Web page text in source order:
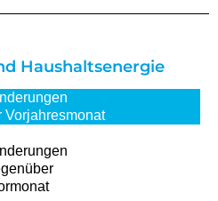
Haushaltsenergie
Vorjahresmonat